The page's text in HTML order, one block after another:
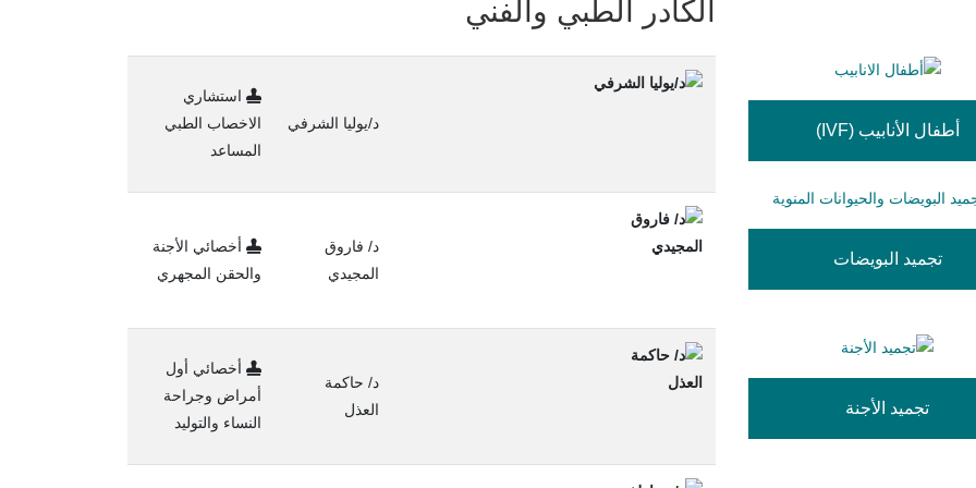
أطفال الأنابيب (IVF)
تجميد البويضات
تجميد الأجنة
الكادر الطبي والفني
د/يوليا الشرفي
استشاري
الاخصاب الطبي
المساعد
د/ فاروق
المجيدي
أخصائي الأجنة
والحقن المجهري
د/ حاكمة
العذل
أخصائي أول
أمراض وجراحة
النساء والتوليد